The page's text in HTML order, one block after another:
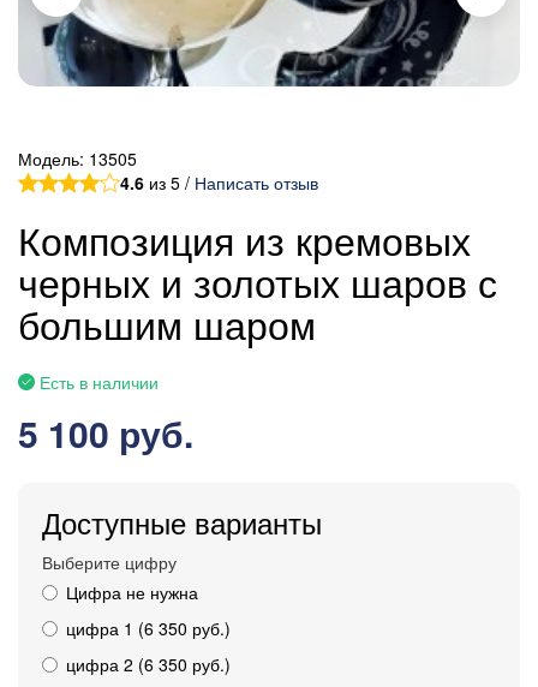
Модель: 13505
4.6 из 5 / Написать отзыв
Композиция из кремовых
черных и золотых шаров с
большим шаром
Есть в наличии
5 100 руб.
Доступные варианты
Выберите цифру
Цифра не нужна
цифра 1 (6 350 руб.)
цифра 2 (6 350 руб.)